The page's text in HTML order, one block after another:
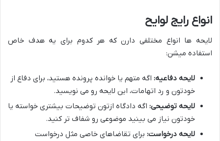
انواع رایج لوایح
لایحه ها انواع مختلفی دارن که هر کدوم برای یه هدف خاص
استفاده میشن:
لایحه دفاعیه: اگه متهم یا خوانده پرونده هستید، برای دفاع از
خودتون و رد اتهامات، این لایحه رو می نویسید.
لایحه توضیحی: اگه دادگاه ازتون توضیحات بیشتری خواسته یا
خودتون نیاز می بینید موضوعی رو شفاف تر کنید.
لایحه درخواست: برای تقاضاهای خاصی مثل درخواست